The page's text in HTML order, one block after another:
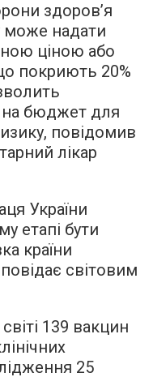
здоров’я
може надати
ціною або
покриють 20%
бюджет для
повідомив
лікар
України
етапі бути
країни
світовим
139 вакцин
25